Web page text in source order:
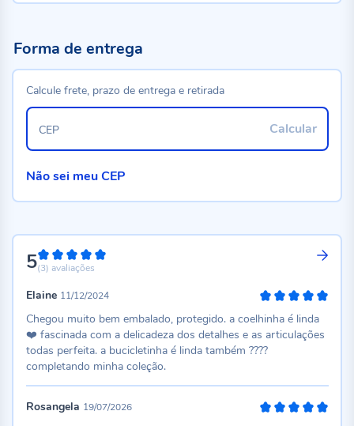
5100%
(3) avaliações
Elaine 11/12/2024
Chegou muito bem embalado, protegido. a coelhinha é linda
❤️ fascinada com a delicadeza dos detalhes e as articulações
todas perfeita. a bucicletinha é linda também ????
completando minha coleção.
Rosangela 19/07/2026
Forma de entrega
Calcule frete, prazo de entrega e retirada
Calcular
CEP
Não sei meu CEP